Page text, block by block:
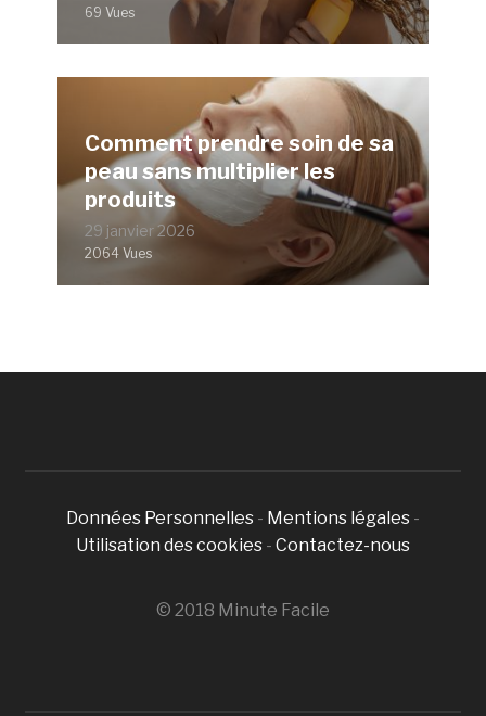
69 Vues
Comment prendre soin de sa
peau sans multiplier les
produits
29 janvier 2026
2064 Vues
Données Personnelles - Mentions légales -
Utilisation des cookies - Contactez-nous
© 2018 Minute Facile